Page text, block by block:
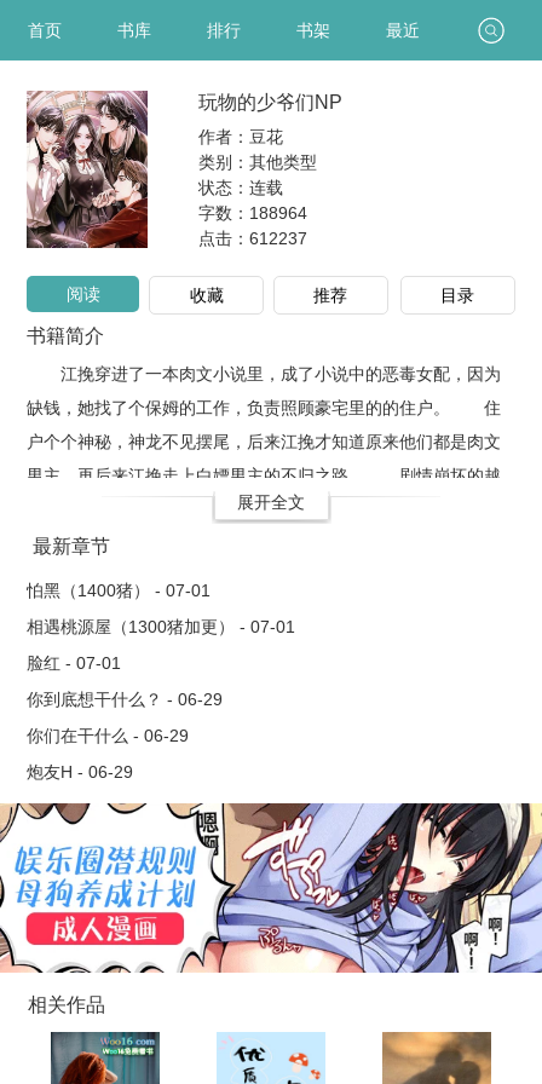
首页 书库 排行 书架 最近
玩物的少爷们NP
作者：豆花
类别：其他类型
状态：连载
字数：188964
点击： 612237
阅读 收藏 推荐 目录
书籍简介
江挽穿进了一本肉文小说里，成了小说中的恶毒女配，因为
缺钱，她找了个保姆的工作，负责照顾豪宅里的的住户。 住
户个个神秘，神龙不见摆尾，后来江挽才知道原来他们都是肉文
男主，再后来江挽走上白嫖男主的不归之路。 剧情崩坏的越
来越彻底，事情暴露后人人都在议论云京的清冷校花成了少爷们
的玩物，殊不知少爷们才是她的玩物。 走肾不走心的女主VS
展开全文
最新章节
怕黑（1400猪） - 07-01
相遇桃源屋（1300猪加更） - 07-01
脸红 - 07-01
你到底想干什么？ - 06-29
你们在干什么 - 06-29
炮友H - 06-29
相关作品